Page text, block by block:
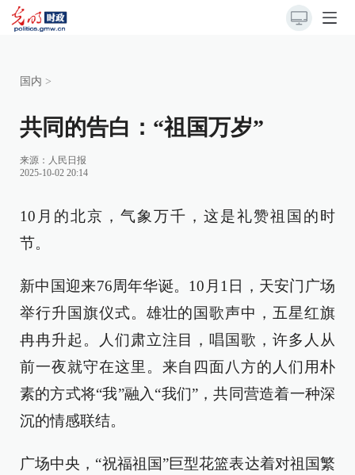
国内 >
共同的告白：“祖国万岁”
来源： 人民日报
2025-10-02 20:14
10月的北京，气象万千，这是礼赞祖国的时
节。
新中国迎来76周年华诞。10月1日，天安门广场
举行升国旗仪式。雄壮的国歌声中，五星红旗
冉冉升起。人们肃立注目，唱国歌，许多人从
前一夜就守在这里。来自四面八方的人们用朴
素的方式将“我”融入“我们”，共同营造着一种深
沉的情感联结。
广场中央，“祝福祖国”巨型花篮表达着对祖国繁